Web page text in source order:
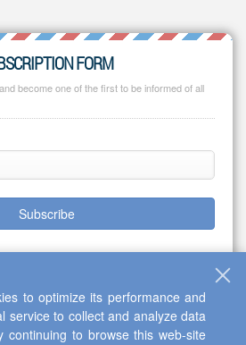
FORM
become one of the first to be informed of all
Subscribe
Cooperation Center "Interactive Plus"
to optimize its performance and
service to collect and analyze data
continuing to browse this web-site